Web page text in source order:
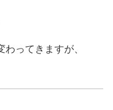
ってきますが、